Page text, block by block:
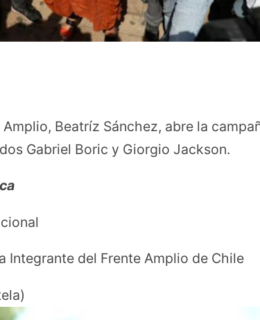
Beatríz Sánchez, abre la
Gabriel Boric y Giorgio Jackson.
Integrante del Frente Amplio de Chile